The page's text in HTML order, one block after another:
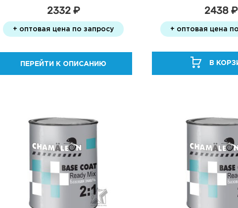
2332 ₽
+ оптовая цена по запросу
ПЕРЕЙТИ К ОПИСАНИЮ
2438 ₽
+ оптовая цена
В